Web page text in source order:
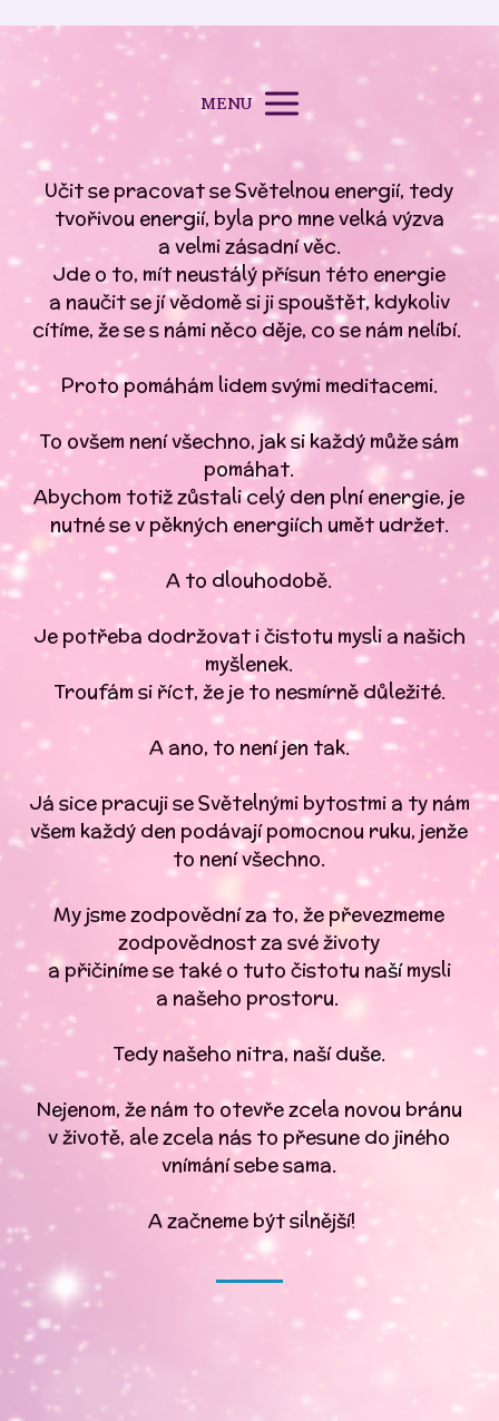
MENU
Učit se pracovat se Světelnou energií, tedy
tvořivou energií, byla pro mne velká výzva
a velmi zásadní věc.
Jde o to, mít neustálý přísun této energie
a naučit se jí vědomě si ji spouštět, kdykoliv
cítíme, že se s námi něco děje, co se nám nelíbí.
Proto pomáhám lidem svými meditacemi.
To ovšem není všechno, jak si každý může sám
pomáhat.
Abychom totiž zůstali celý den plní energie, je
nutné se v pěkných energiích umět udržet.
A to dlouhodobě.
Je potřeba dodržovat i čistotu mysli a našich
myšlenek.
Troufám si říct, že je to nesmírně důležité.
A ano, to není jen tak.
Já sice pracuji se Světelnými bytostmi a ty nám
všem každý den podávají pomocnou ruku, jenže
to není všechno.
My jsme zodpovědní za to, že převezmeme
zodpovědnost za své životy
a přičiníme se také o tuto čistotu naší mysli
a našeho prostoru.
Tedy našeho nitra, naší duše.
Nejenom, že nám to otevře zcela novou bránu
v životě, ale zcela nás to přesune do jiného
vnímání sebe sama.
A začneme být silnější!